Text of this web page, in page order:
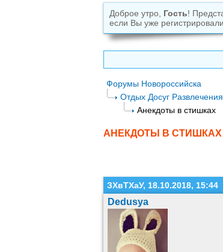
Доброе утро, Гость!
если Вы уже
Форумы Новороссийска
Отдых Досуг Развлечения
Анекдоты в стишках
АНЕКДОТЫ В СТИШКАХ
ЗХвТХаУ, 18.10.2018, 15:44
Dedusya